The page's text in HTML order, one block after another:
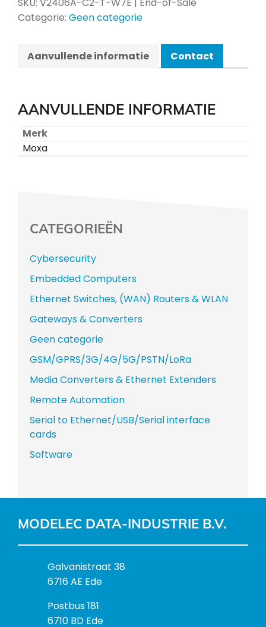
SKU: V2406A-C2-T-W7E | End-of-Sale
Categorie: Geen categorie
Aanvullende informatie Contact
AANVULLENDE INFORMATIE
Merk
Moxa
CATEGORIEËN
Cybersecurity
Embedded Computers
Ethernet Switches, (WAN) Routers & WLAN
Gateways & Converters
Geen categorie
GSM/GPRS/3G/4G/5G/PSTN/LoRa
Media Converters & Ethernet Extenders
Remote Automation
Serial to Ethernet/USB/Serial interface
cards
Software
MODELEC DATA-INDUSTRIE B.V.
B
e
o
Galvanistraat 38
6716 AE Ede
P
o
Postbus 181
6710 BD Ede